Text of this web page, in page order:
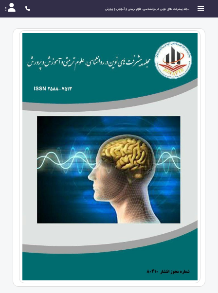
مجله پیشرفت های نوین در روانشناسی، علوم تربیتی و آموزش و پرورش